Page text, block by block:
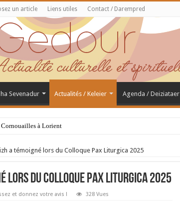
un article Liens utiles Contact / Darempred
Sevenadur Actualités / Keleier Agenda / Deiziataer
Cornouailles à Lorient
de Dol, père de la Bretagne chrétienne
a témoigné lors du Colloque Pax Liturgica 2025
lors du Colloque Pax Liturgica 2025
et donnez votre avis ! 328 Vues